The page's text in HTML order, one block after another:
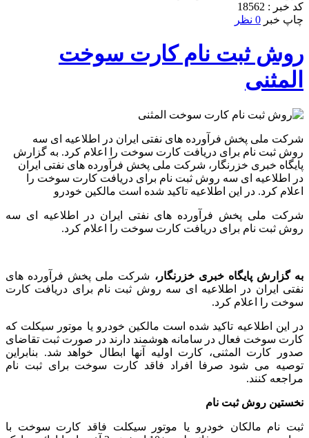
کد خبر : 18562
چاپ خبر 0 نظر
روش ثبت نام کارت سوخت
المثنی
شرکت ملی پخش فرآورده های نفتی ایران در اطلاعیه ای سه
روش ثبت نام برای دریافت کارت سوخت را اعلام کرد. به گزارش
پایگاه خبری خزرنگار، شرکت ملی پخش فرآورده های نفتی ایران
در اطلاعیه ای سه روش ثبت نام برای دریافت کارت سوخت را
اعلام کرد. در این اطلاعیه تاکید شده است مالکین خودرو
شرکت ملی پخش فرآورده های نفتی ایران در اطلاعیه ای سه
روش ثبت نام برای دریافت کارت سوخت را اعلام کرد.
به گزارش پایگاه خبری خزرنگار، شرکت ملی پخش فرآورده های
نفتی ایران در اطلاعیه ای سه روش ثبت نام برای دریافت کارت
سوخت را اعلام کرد.
در این اطلاعیه تاکید شده است مالکین خودرو یا موتور سیکلت که
کارت سوخت فعال در سامانه هوشمند دارند در صورت ثبت تقاضای
صدور کارت المثنی، کارت اولیه آنها ابطال خواهد شد. بنابراین
توصیه می شود صرفا افراد فاقد کارت سوخت برای ثبت نام
مراجعه کنند.
نخستین روش ثبت نام
ثبت نام مالکان خودرو یا موتور سیکلت فاقد کارت سوخت با